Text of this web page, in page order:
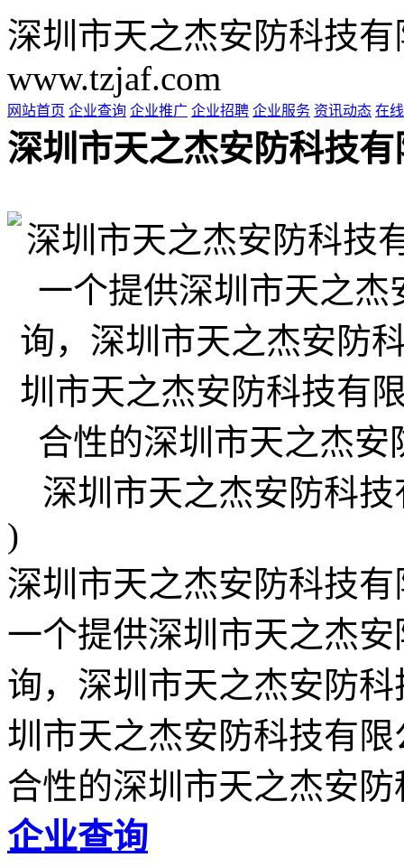
深圳市天之杰安防科技
www.tzjaf.com
网站首页 企业查询 企业推广 企业招聘 企业服务 资讯动态 在
深圳市天之杰安防科技
深圳市天之杰安防科技
)
深圳市天之杰安防科技
一个提供深圳市天之杰
询，深圳市天之杰安防
圳市天之杰安防科技有
合性的深圳市天之杰安
企业查询